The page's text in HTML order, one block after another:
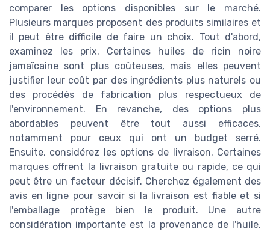
comparer les options disponibles sur le marché.
Plusieurs marques proposent des produits similaires et
il peut être difficile de faire un choix. Tout d'abord,
examinez les prix. Certaines huiles de ricin noire
jamaïcaine sont plus coûteuses, mais elles peuvent
justifier leur coût par des ingrédients plus naturels ou
des procédés de fabrication plus respectueux de
l'environnement. En revanche, des options plus
abordables peuvent être tout aussi efficaces,
notamment pour ceux qui ont un budget serré.
Ensuite, considérez les options de livraison. Certaines
marques offrent la livraison gratuite ou rapide, ce qui
peut être un facteur décisif. Cherchez également des
avis en ligne pour savoir si la livraison est fiable et si
l'emballage protège bien le produit. Une autre
considération importante est la provenance de l'huile.